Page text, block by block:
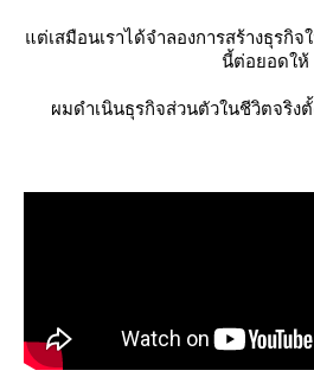
ต่เสมือนเราได้จำลองการสร้างธุรกิจ
นี้ต่อยอดให้
ผมดำเนินธุรกิจส่วนตัวในชีวิตจริง